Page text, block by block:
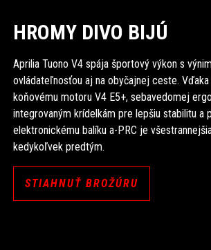
HROMY DIVO BIJÚ
Aprilia Tuono V4 spája športový výkon s
ovládateľnosťou aj na obyčajnej ceste.
koňovému motoru V4 E5+, sebavedomej
integrovaným krídelkám pre lepšiu stabilitu a
elektronickému balíku a-PRC je
kedykoľvek predtým.
STIAHNUŤ BROŽÚRU